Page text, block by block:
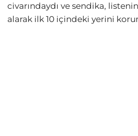
civarındaydı ve sendika, listenin
alarak ilk 10 içindeki yerini